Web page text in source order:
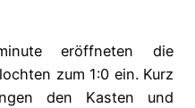
eröffneten die
zum 1:0 ein. Kurz
den Kasten und